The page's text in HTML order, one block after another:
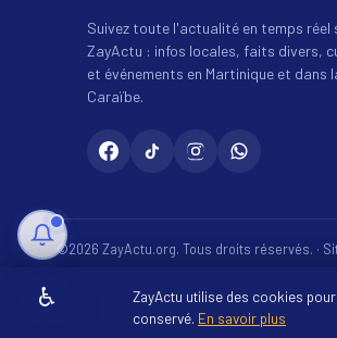
Suivez toute l'actualité en temps réel
ZayActu : infos locales, faits divers,
et événements en Martinique et dans
Caraïbe.
©2026 ZayActu.org. Tous droits réservés. ·
♿
ZayActu utilise des cookies
conservé. En savoir plus